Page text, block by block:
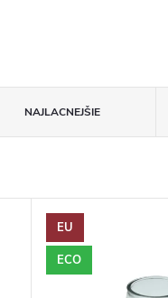
NAJLACNEJŠIE
EU
ECO